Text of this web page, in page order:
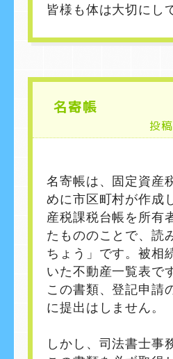
皆様も体は大切にし
名寄帳
投
名寄帳は、固定資産
めに市区町村が作成
産税課税台帳を所有
たもののことで、読
ちょう」です。被相
いた不動産一覧表で
この書類、登記申請
に提出はしません。
しかし、司法書士事